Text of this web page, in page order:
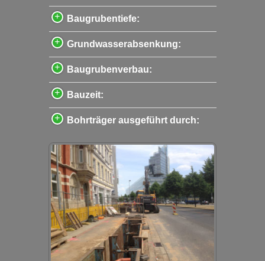
Baugrubentiefe:
Grundwasserabsenkung:
Baugrubenverbau:
Bauzeit:
Bohrträger ausgeführt durch: